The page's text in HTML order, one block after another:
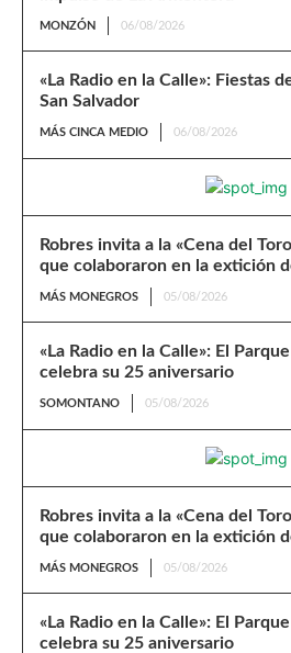
MONZÓN 06/08/2026
«La Radio en la Calle»: Fiestas
San Salvador
MÁS CINCA MEDIO 06/08/2026
Robres invita a la «Cena del
que colaboraron en la extición
MÁS MONEGROS 05/08/2026
«La Radio en la Calle»: El
celebra su 25 aniversario
SOMONTANO 05/08/2026
Robres invita a la «Cena del
que colaboraron en la extición
MÁS MONEGROS 05/08/2026
«La Radio en la Calle»: El
celebra su 25 aniversario